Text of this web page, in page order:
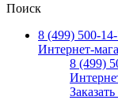
Поиск
8 (499) 500-
Интернет-
8 (499)